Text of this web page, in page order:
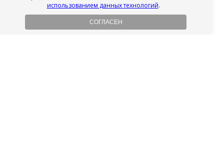
использованием данных технологий.
СОГЛАСЕН